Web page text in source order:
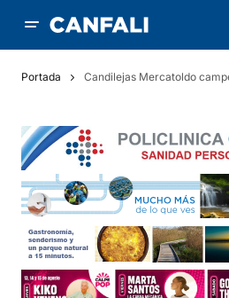
Portada Candilejas Mercatoldo